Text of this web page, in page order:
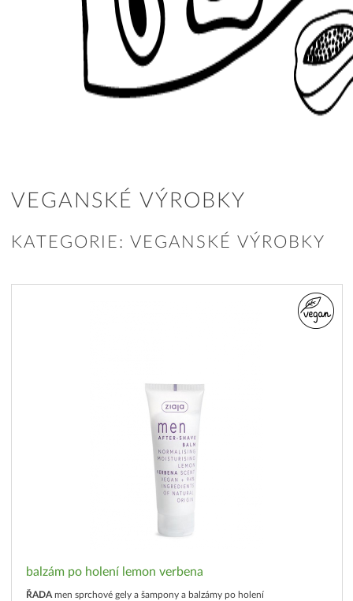
VEGANSKÉ VÝROBKY
KATEGORIE: VEGANSKÉ VÝROBKY
balzám po holení lemon verbena
ŘADA men sprchové gely a šampony a balzámy po holení